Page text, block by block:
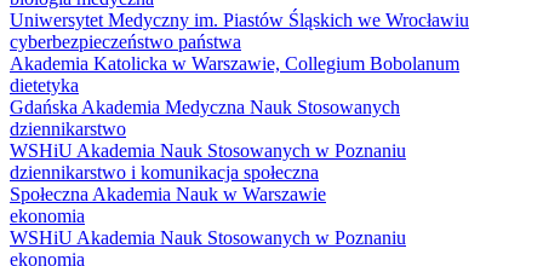
Uniwersytet Medyczny im. Piastów Śląskich we Wrocławiu
cyberbezpieczeństwo państwa
Akademia Katolicka w Warszawie, Collegium Bobolanum
dietetyka
Gdańska Akademia Medyczna Nauk Stosowanych
dziennikarstwo
WSHiU Akademia Nauk Stosowanych w Poznaniu
dziennikarstwo i komunikacja społeczna
Społeczna Akademia Nauk w Warszawie
ekonomia
WSHiU Akademia Nauk Stosowanych w Poznaniu
ekonomia